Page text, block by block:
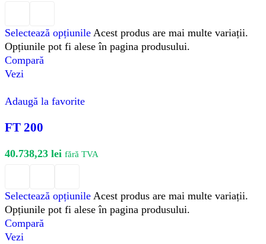
Selectează opțiunile Acest produs are mai multe variații.
Opțiunile pot fi alese în pagina produsului.
Compară
Vezi
Adaugă la favorite
FT 200
40.738,23 lei fără TVA
Selectează opțiunile Acest produs are mai multe variații.
Opțiunile pot fi alese în pagina produsului.
Compară
Vezi